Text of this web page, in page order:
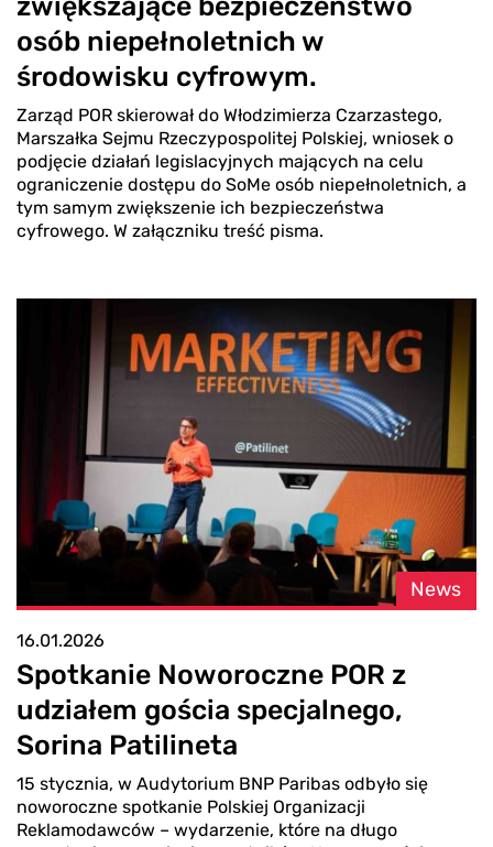
osób niepełnoletnich w
środowisku cyfrowym.
Zarząd POR skierował do Włodzimierza Czarzastego,
Marszałka Sejmu Rzeczypospolitej Polskiej, wniosek o
podjęcie działań legislacyjnych mających na celu
ograniczenie dostępu do SoMe osób niepełnoletnich, a
tym samym zwiększenie ich bezpieczeństwa
cyfrowego. W załączniku treść pisma.
News
16.01.2026
Spotkanie Noworoczne POR z
udziałem gościa specjalnego,
Sorina Patilineta
15 stycznia, w Audytorium BNP Paribas odbyło się
noworoczne spotkanie Polskiej Organizacji
Reklamodawców – wydarzenie, które na długo